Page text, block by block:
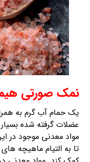
نمک صورتی
یک حمام آب گرم به
عضلات گرفته شده
مواد معدنی موجود
تا به التیام ماهیچه